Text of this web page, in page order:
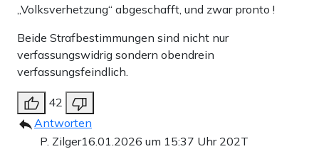
„Volksverhetzung“ abgeschafft, und zwar pronto !
Beide Strafbestimmungen sind nicht nur
verfassungswidrig sondern obendrein
verfassungsfeindlich.
42
Antworten
P. Zilger16.01.2026 um 15:37 Uhr 202T